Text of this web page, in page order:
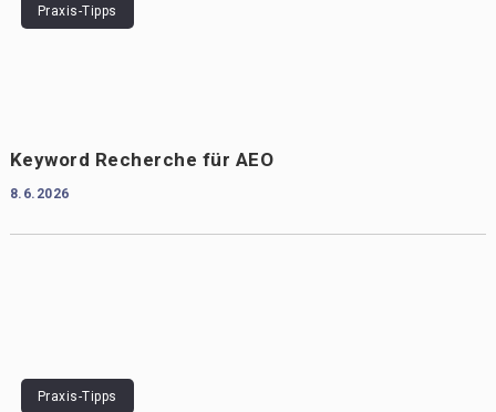
Praxis-Tipps
Keyword Recherche für AEO
8.6.2026
Praxis-Tipps